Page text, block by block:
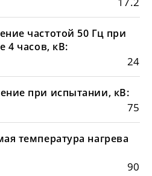
частотой 50 Гц при
4 часов, кВ:
24
при испытании, кВ:
75
температура нагрева
90